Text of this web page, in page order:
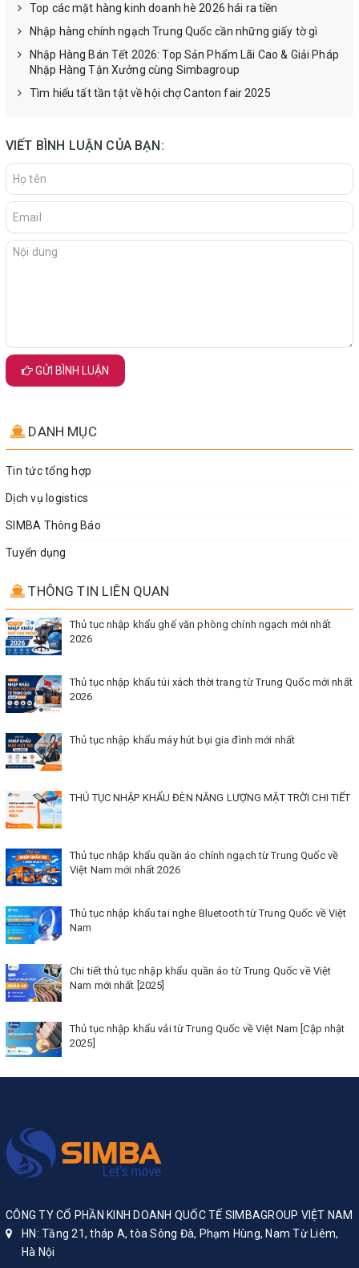
Top các mặt hàng kinh doanh hè 2026 hái ra tiền
Nhập hàng chính ngạch Trung Quốc cần những giấy tờ gì
Nhập Hàng Bán Tết 2026: Top Sản Phẩm Lãi Cao & Giải Pháp
Nhập Hàng Tận Xưởng cùng Simbagroup
Tìm hiểu tất tần tật về hội chợ Canton fair 2025
VIẾT BÌNH LUẬN CỦA BẠN:
GỬI BÌNH LUẬN
DANH MỤC
Tin tức tổng hợp
Dịch vụ logistics
SIMBA Thông Báo
Tuyển dụng
THÔNG TIN LIÊN QUAN
Thủ tục nhập khẩu ghế văn phòng chính ngạch mới nhất
2026
Thủ tục nhập khẩu túi xách thời trang từ Trung Quốc mới nhất
2026
Thủ tục nhập khẩu máy hút bụi gia đình mới nhất
THỦ TỤC NHẬP KHẨU ĐÈN NĂNG LƯỢNG MẶT TRỜI CHI TIẾT
Thủ tục nhập khẩu quần áo chính ngạch từ Trung Quốc về
Việt Nam mới nhất 2026
Thủ tục nhập khẩu tai nghe Bluetooth từ Trung Quốc về Việt
Nam
Chi tiết thủ tục nhập khẩu quần áo từ Trung Quốc về Việt
Nam mới nhất [2025]
Thủ tục nhập khẩu vải từ Trung Quốc về Việt Nam [Cập nhật
2025]
CÔNG TY CỔ PHẦN KINH DOANH QUỐC TẾ SIMBAGROUP VIỆT NAM
HN: Tầng 21, tháp A, tòa Sông Đà, Phạm Hùng, Nam Từ Liêm,
Hà Nội